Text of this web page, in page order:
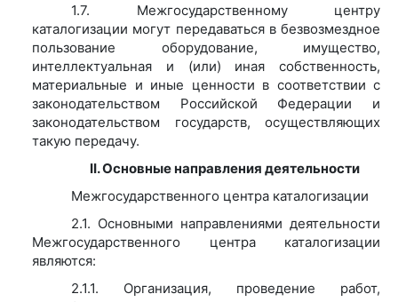
1.7. Межгосударственному центру
каталогизации могут передаваться в безвозмездное
пользование оборудование, имущество,
интеллектуальная и (или) иная собственность,
материальные и иные ценности в соответствии с
законодательством Российской Федерации и
законодательством государств, осуществляющих
такую передачу.
II. Основные направления деятельности
Межгосударственного центра каталогизации
2.1. Основными направлениями деятельности
Межгосударственного центра каталогизации
являются:
2.1.1. Организация, проведение работ,